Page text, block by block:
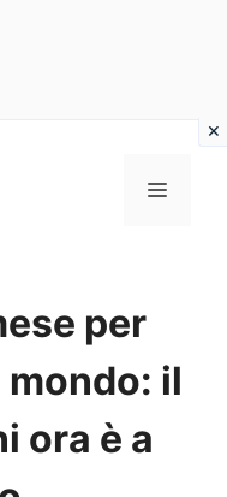
MENU
per
il
ora è a